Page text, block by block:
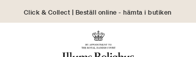
Click & Collect | Beställ online - hämta i butiken
30 dagars returrätt